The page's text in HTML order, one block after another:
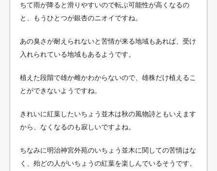
ちて雨が降ると滑りやすいので転ぶ可能性が高くなるの
と、もうひとつが銀杏のニオイですね。
あの臭さが耐えられないと苦情が来る地域もあれば、受け
入れられている地域もあるようです。
植えた段階で雄か雌かわからないので、雄株だけ植えるこ
とができないようですね。
きれいに紅葉したいちょう並木は秋の風物詩ともいえます
から、なくなるのも寂しいですよね。
ちなみに明治神宮外苑のいちょう並木に関しての苦情はな
く、殆どの人がいちょうの紅葉を楽しんでいるそうです。